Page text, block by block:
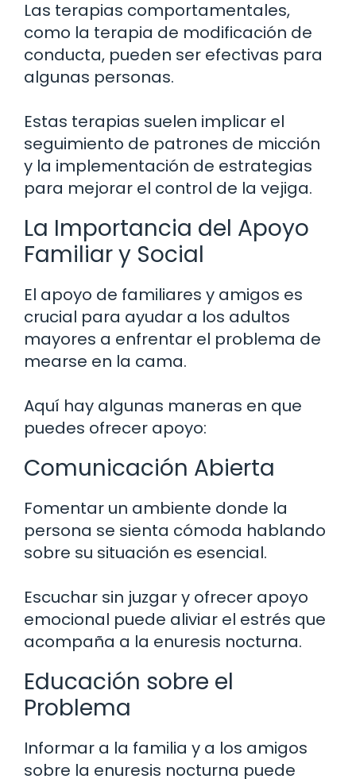
Las terapias comportamentales,
como la terapia de modificación de
conducta, pueden ser efectivas para
algunas personas.
Estas terapias suelen implicar el
seguimiento de patrones de micción
y la implementación de estrategias
para mejorar el control de la vejiga.
La Importancia del Apoyo
Familiar y Social
El apoyo de familiares y amigos es
crucial para ayudar a los adultos
mayores a enfrentar el problema de
mearse en la cama.
Aquí hay algunas maneras en que
puedes ofrecer apoyo:
Comunicación Abierta
Fomentar un ambiente donde la
persona se sienta cómoda hablando
sobre su situación es esencial.
Escuchar sin juzgar y ofrecer apoyo
emocional puede aliviar el estrés que
acompaña a la enuresis nocturna.
Educación sobre el
Problema
Informar a la familia y a los amigos
sobre la enuresis nocturna puede